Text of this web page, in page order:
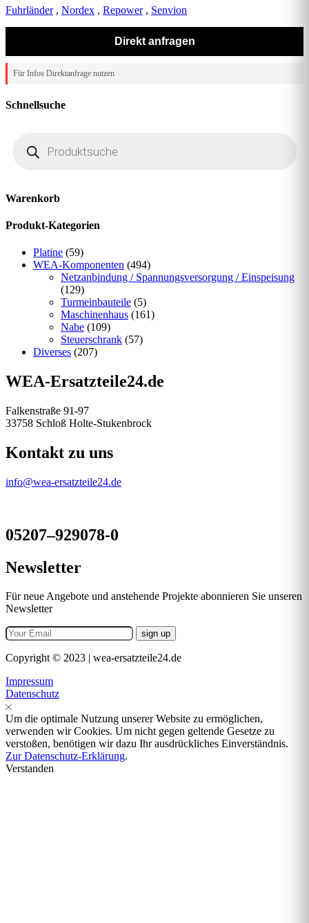
Fuhrländer, Nordex , Repower, Senvion
Direkt anfragen
Für Infos Direktanfrage nutzen
Schnellsuche
search
Warenkorb
Produkt-Kategorien
Platine (59)
WEA-Komponenten (494)
Netzanbindung / Spannungsversorgung / Einspeisung
(129)
Turmeinbauteile (5)
Maschinenhaus (161)
Nabe (109)
Steuerschrank (57)
Diverses (207)
WEA-Ersatzteile24.de
Falkenstraße 91-97
33758 Schloß Holte-Stukenbrock
Kontakt zu uns
info@wea-ersatzteile24.de
05207–929078-0
Newsletter
Für neue Angebote und anstehende Projekte abonnieren Sie unseren
Newsletter
Copyright © 2023 | wea-ersatzteile24.de
Impressum
Datenschutz
Um die optimale Nutzung unserer Website zu ermöglichen,
verwenden wir Cookies. Um nicht gegen geltende Gesetze zu
verstoßen, benötigen wir dazu Ihr ausdrückliches Einverständnis.
Zur Datenschutz-Erklärung.
Verstanden